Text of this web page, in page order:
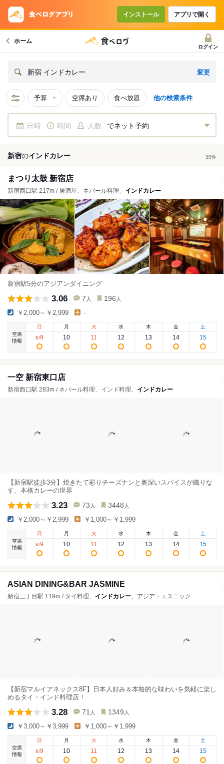
インストール アプリで開く
ホーム
ログイン
新宿 インドカレー 変更
予算 空席あり 食べ放題 他の検索条件
日時 時間 人数 でネット予約
新宿のインドカレー 39件
まつり太鼓 新宿店
新宿西口駅 217m / 居酒屋、ネパール料理、 インドカレー
新宿駅5分のアジアンダイニング
3.06 7 人 196 人
￥2,000～￥2,999 -
空席
情報
日
8/9
月
10
火
11
水
12
木
13
金
14
土
15
一空 新宿東口店
新宿西口駅 283m / ネパール料理、インド料理、 インドカレー
【新宿駅徒歩3分】焼きたて彩りチーズナンと奥深いスパイスが織りな
す、本格カレーの世界
3.23 73 人 3448 人
￥2,000～￥2,999 ￥1,000～￥1,999
空席
情報
日
8/9
月
10
火
11
水
12
木
13
金
14
土
15
ASIAN DINING&BAR JASMINE
新宿三丁目駅 119m / タイ料理、 インドカレー、アジア・エスニック
【新宿マルイアネックス8F】日本人好み＆本格的な味わいを気軽に楽し
めるタイ・インド料理店！
3.28 71 人 1349 人
￥3,000～￥3,999 ￥1,000～￥1,999
空席
情報
日
8/9
月
10
火
11
水
12
木
13
金
14
土
15